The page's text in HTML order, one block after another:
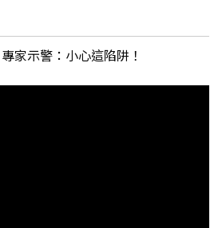
家示警：小心這陷阱！